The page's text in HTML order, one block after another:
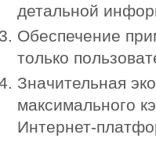
детальной
Обеспечение
только
Значительная
максимального
Интернет-